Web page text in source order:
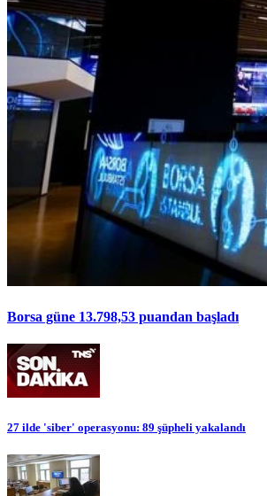
Borsa güne 13.798,53 puandan başladı
27 ilde 'siber' operasyonu: 89 şüpheli yakalandı